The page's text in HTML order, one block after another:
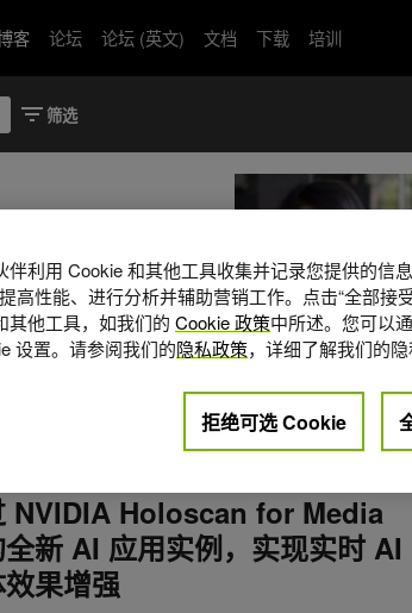
客 论坛 论坛 (英文) 文档 下载 培训
销。她负责广播行业
、网络和虚拟化制
视觉效果和故事动画
学工商管理与传播联
NVIDIA Holoscan for Media
新 AI 应用实例，实现实时 AI
果增强
伴利用 Cookie 和其他工具收集并记录您提供的信
高性能、进行分析并辅助营销工作。点击“全部接
其他工具，如我们的 Cookie 政策中所述。您可以
设置。请参阅我们的隐私政策，详细了解我们的
拒绝可选 Cookie